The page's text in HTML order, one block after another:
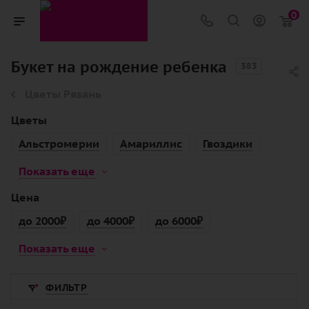
0
Букет на рождение ребенка
Цветы
Альстромерии
Амариллис
Гвоздики
Показать еще
Цена
до 2000₽
до 4000₽
до 6000₽
Показать еще
ФИЛЬТР